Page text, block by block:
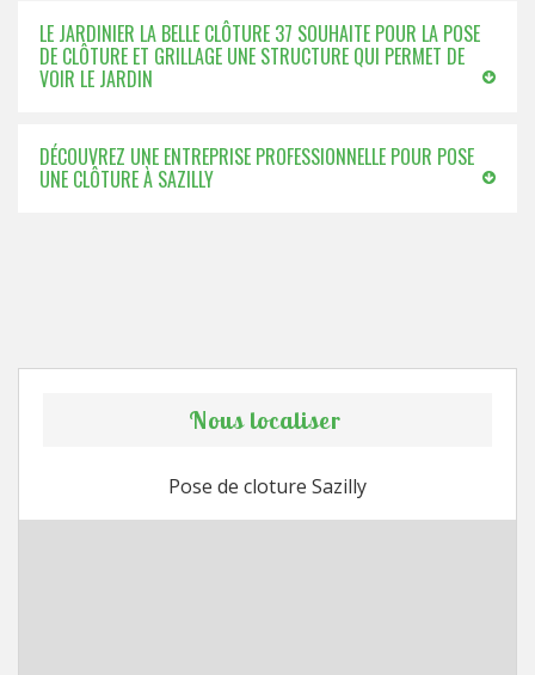
LE JARDINIER LA BELLE CLÔTURE 37 SOUHAITE POUR LA POSE
DE CLÔTURE ET GRILLAGE UNE STRUCTURE QUI PERMET DE
VOIR LE JARDIN
DÉCOUVREZ UNE ENTREPRISE PROFESSIONNELLE POUR POSE
UNE CLÔTURE À SAZILLY
Nous localiser
Pose de cloture Sazilly